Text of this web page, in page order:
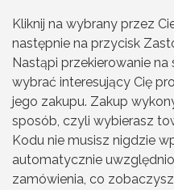
Kliknij na wybrany przez
następnie na przycisk
Nastąpi przekierowanie
wybrać interesujący Cię
jego zakupu. Zakup
sposób, czyli wybierasz
Kodu nie musisz nigdzie
automatycznie
zamówienia, co